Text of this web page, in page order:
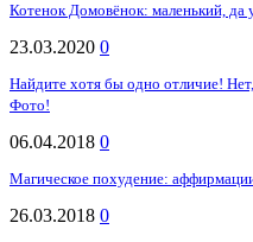
Котенок Домовёнок: маленький, да
23.03.2020 0
Найдите хотя бы одно отличие!
Фото!
06.04.2018 0
Магическое похудение:
26.03.2018 0